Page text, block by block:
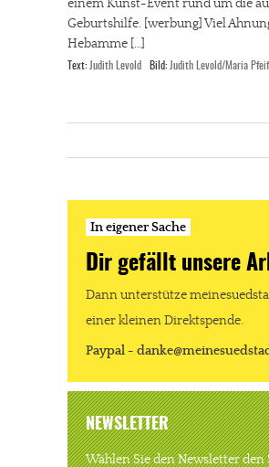
einem Kunst-Event rund um die
Geburtshilfe. [werbung] Viel
Hebamme […]
Text: Judith Levold Bild: Judith Levold/Maria
In eigener Sache
Dir gefällt unsere
Dann unterstütze
einer kleinen Direktspende.
Paypal -
NEWSLETTER
Wählen Sie den Newsletter den